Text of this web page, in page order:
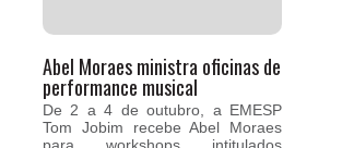
Abel Moraes ministra oficinas de
performance musical
De 2 a 4 de outubro, a EMESP
Tom Jobim recebe Abel Moraes